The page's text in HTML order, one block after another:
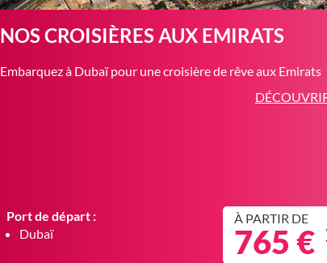
NOS CROISIÈRES AUX EMIRATS
Embarquez à Dubaï pour une croisière de rêve aux Emirats
Port de départ :
Dubaï
À PARTIR DE
765 €